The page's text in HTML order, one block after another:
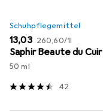
Schuhpflegemittel
EUR
13,03 EUR
260,60/1l
Saphir Beaute du Cuir
50 ml
42